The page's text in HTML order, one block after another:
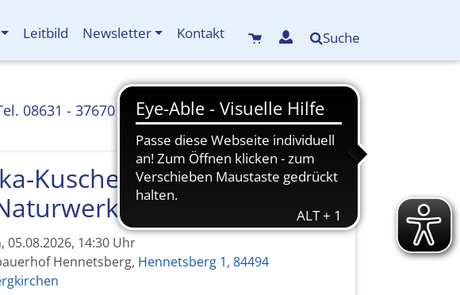
Leitbild Newsletter Kontakt Suche
info(at)kreisbildungswerk-mdf.de
08631 - 37670
Kuschelzeit & Basteln in
05.08.2026, 14:30 Uhr
Hennetsberg, Hennetsberg 1, 84494